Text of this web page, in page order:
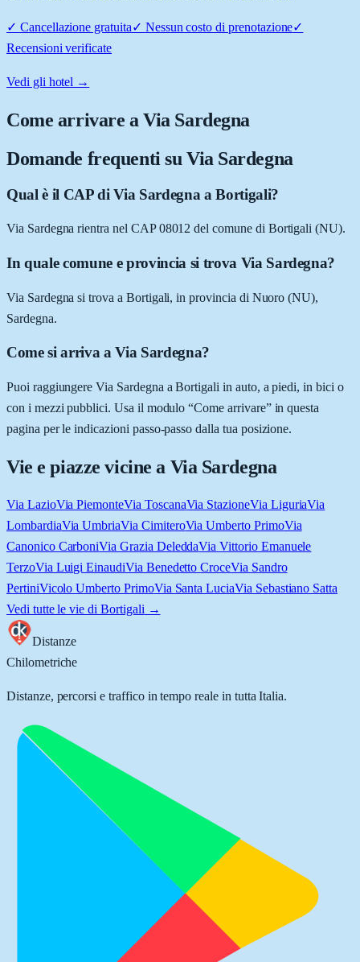
✓ Cancellazione gratuita✓ Nessun costo di prenotazione✓
Recensioni verificate
Vedi gli hotel →
Come arrivare aVia Sardegna
Domande frequenti su Via Sardegna
Qual è il CAP di Via Sardegna a Bortigali?
Via Sardegna rientra nel CAP 08012 del comune di Bortigali (NU).
In quale comune e provincia si trova Via Sardegna?
Via Sardegna si trova a Bortigali, in provincia di Nuoro (NU),
Sardegna.
Come si arriva a Via Sardegna?
Puoi raggiungere Via Sardegna a Bortigali in auto, a piedi, in bici o
con i mezzi pubblici. Usa il modulo “Come arrivare” in questa
pagina per le indicazioni passo-passo dalla tua posizione.
Vie e piazze vicine a Via Sardegna
Via LazioVia PiemonteVia ToscanaVia StazioneVia LiguriaVia
LombardiaVia UmbriaVia CimiteroVia Umberto PrimoVia
Canonico CarboniVia Grazia DeleddaVia Vittorio Emanuele
TerzoVia Luigi EinaudiVia Benedetto CroceVia Sandro
PertiniVicolo Umberto PrimoVia Santa LuciaVia Sebastiano Satta
Vedi tutte le vie di Bortigali →
Distanze
Chilometriche
Distanze, percorsi e traffico in tempo reale in tutta Italia.